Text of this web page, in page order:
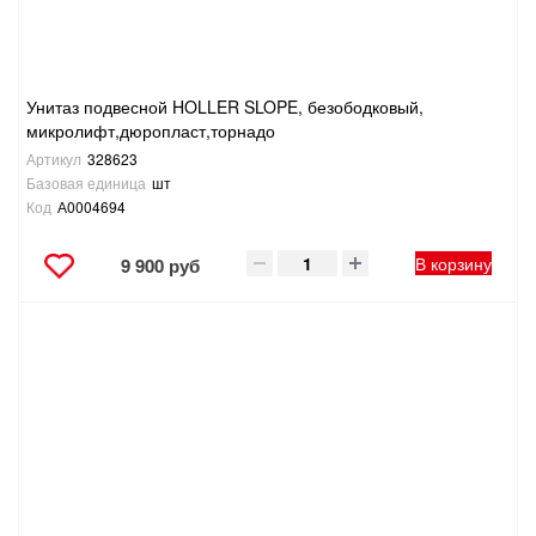
Унитаз подвесной HOLLER SLOPE, безободковый,
микролифт,дюропласт,торнадо
Артикул 328623
Базовая единица шт
Код А0004694
9 900 руб В корзину